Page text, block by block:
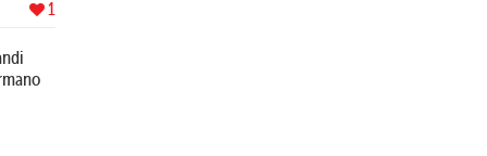
1